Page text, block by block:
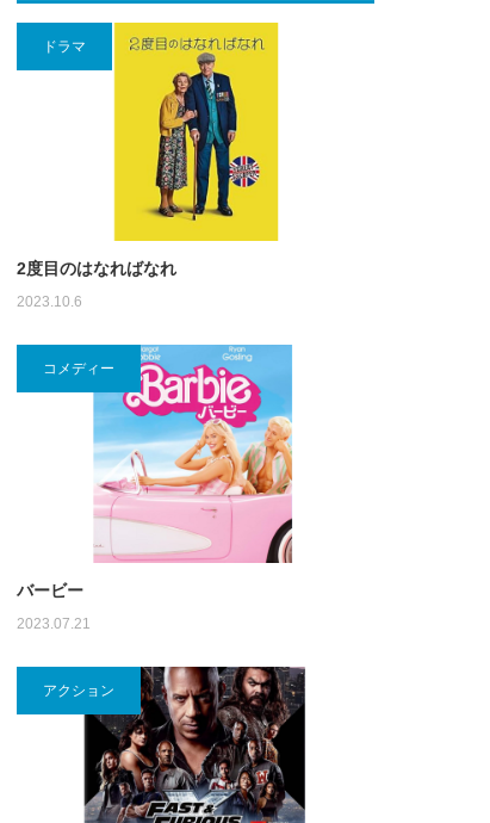
ドラマ
2度目のはなればなれ
2023.10.6
コメディー
バービー
2023.07.21
アクション